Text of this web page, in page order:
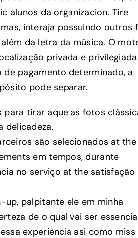
alunos da organizacion. Tire
interaja possuindo outros
da letra da música. O
privada e privilegiada.
pagamento determinado, a
pode separar.
para tirar aquelas fotos
delicadeza.
são selecionados at the
em tempos, durante
no serviço at the satisfação
up, palpitante ele em minha
de o qual vai ser
experiência asi como miss